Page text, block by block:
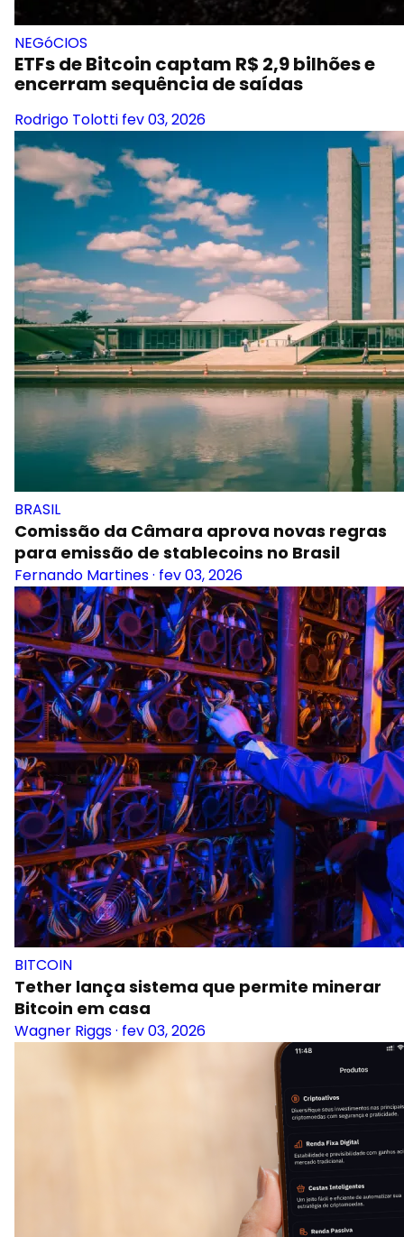
NEGóCIOS
ETFs de Bitcoin captam R$ 2,9 bilhões e
encerram sequência de saídas
Rodrigo Tolotti fev 03, 2026
BRASIL
Comissão da Câmara aprova novas regras
para emissão de stablecoins no Brasil
Fernando Martines· fev 03, 2026
BITCOIN
Tether lança sistema que permite minerar
Bitcoin em casa
Wagner Riggs· fev 03, 2026